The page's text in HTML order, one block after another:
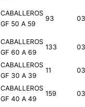
CABALLEROS
GF 50 A 59
93
CABALLEROS
GF 60 A 69
133
CABALLEROS
GF 30 A 39
11
CABALLEROS
GF 40 A 49
159